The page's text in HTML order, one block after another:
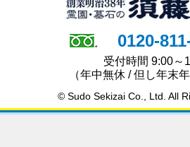
0120-
受付時間 9:00～
（年中無休 / 但し年末
© Sudo Sekizai Co., Ltd. All